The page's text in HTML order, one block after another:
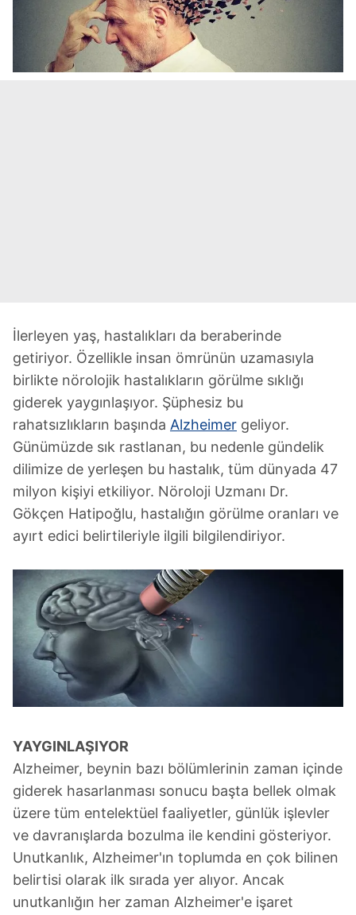
İlerleyen yaş, hastalıkları da beraberinde
getiriyor. Özellikle insan ömrünün uzamasıyla
birlikte nörolojik hastalıkların görülme sıklığı
giderek yaygınlaşıyor. Şüphesiz bu
rahatsızlıkların başında Alzheimer geliyor.
Günümüzde sık rastlanan, bu nedenle gündelik
dilimize de yerleşen bu hastalık, tüm dünyada 47
milyon kişiyi etkiliyor. Nöroloji Uzmanı Dr.
Gökçen Hatipoğlu, hastalığın görülme oranları ve
ayırt edici belirtileriyle ilgili bilgilendiriyor.
YAYGINLAŞIYOR
Alzheimer, beynin bazı bölümlerinin zaman içinde
giderek hasarlanması sonucu başta bellek olmak
üzere tüm entelektüel faaliyetler, günlük işlevler
ve davranışlarda bozulma ile kendini gösteriyor.
Unutkanlık, Alzheimer'ın toplumda en çok bilinen
belirtisi olarak ilk sırada yer alıyor. Ancak
unutkanlığın her zaman Alzheimer'e işaret